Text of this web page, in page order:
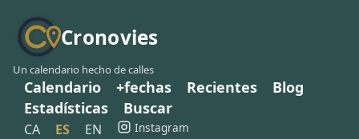
Cronovies
Un calendario hecho de calles
Calendario +fechas Recientes
Blog
Estadísticas
Buscar
CA ES EN Instagram